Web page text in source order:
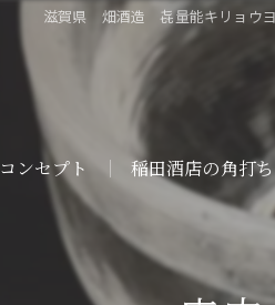
滋賀県 畑酒造 㐂量能キリョウ
コンセプト 稲田酒店の角打ち